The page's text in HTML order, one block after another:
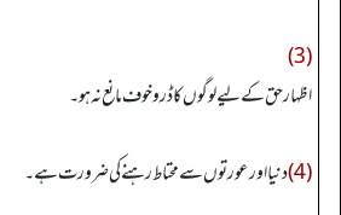
(3)
اظہار حق کے لیے لوگوں کا ڈر و خوف مانع نہ ہو۔
(4) دنیا اورعورتوں سے محتاط رہنے کی ضرورت ہے۔